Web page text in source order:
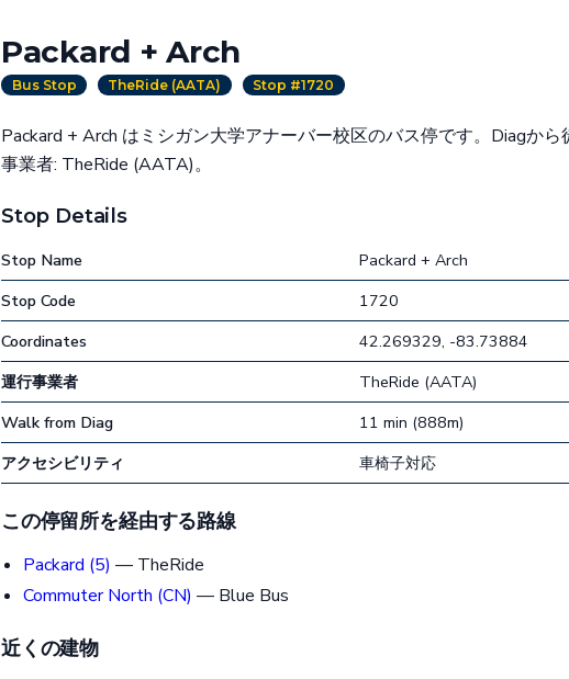
Packard + Arch
Bus Stop TheRide (AATA) Stop #1720
Packard + Arch はミシガン大学アナーバー校区のバス停です。Diagか
事業者: TheRide (AATA)。
Stop Details
Stop Name
Packard + Arch
Stop Code
1720
Coordinates
42.269329, -83.73884
運行事業者
TheRide (AATA)
Walk from Diag
11 min (888m)
アクセシビリティ
車椅子対応
この停留所を経由する路線
Packard (5) — TheRide
Commuter North (CN) — Blue Bus
近くの建物